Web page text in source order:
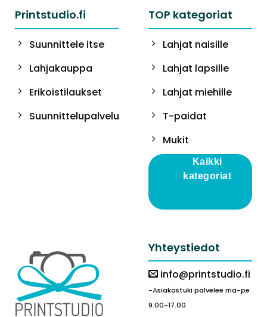
Printstudio.fi
Suunnittele itse
Lahjakauppa
Erikoistilaukset
Suunnittelupalvelu
TOP kategoriat
Lahjat naisille
Lahjat lapsille
Lahjat miehille
T-paidat
Mukit
Kaikki
kategoriat
Yhteystiedot
info@printstudio.fi
-Asiakastuki palvelee ma-pe
9.00-17.00